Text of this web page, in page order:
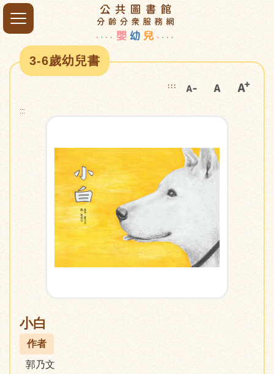
3-6歲幼兒書
:::
:::
小白
作者
郭乃文